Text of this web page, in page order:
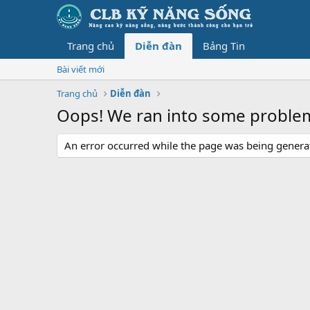
Trang chủ Diễn đàn Bảng Tin
Bài viết mới
Trang chủ
Diễn đàn
Oops! We ran into some
An error occurred while the page was being